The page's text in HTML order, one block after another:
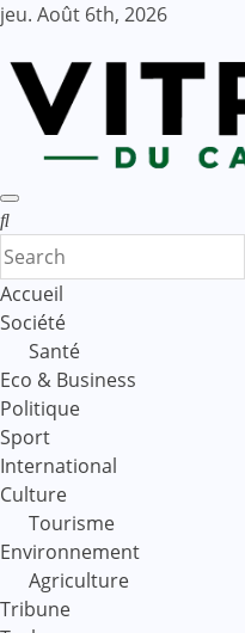
Skip
content
jeu. Août 6th, 2026
Accueil
Société
Santé
Eco & Business
Politique
Sport
International
Culture
Tourisme
Environnement
Agriculture
Tribune